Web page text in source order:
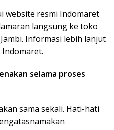
website resmi Indomaret
langsung ke toko
Informasi lebih lanjut
selama proses
sama sekali. Hati-hati